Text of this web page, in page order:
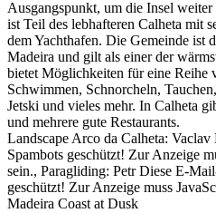
Ausgangspunkt, um die Insel
ist Teil des lebhafteren Calheta mit
dem Yachthafen. Die Gemeinde ist
Madeira und gilt als einer der
bietet Möglichkeiten für eine Reihe
Schwimmen, Schnorcheln,
Jetski und vieles mehr. In Calheta
und mehrere gute Restaurants.
Landscape Arco da Calheta: Vaclav
Spambots geschützt! Zur Anzeige
sein., Paragliding: PetrDiese E-
geschützt! Zur Anzeige muss
Madeira Coast at Dusk